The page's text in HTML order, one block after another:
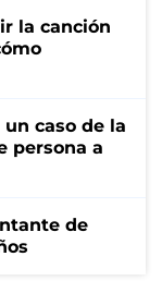
la canción
caso de la
persona a
de